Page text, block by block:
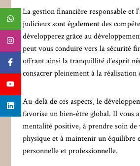
La gestion financière responsable et
judicieux sont également des
développerez grâce au
peut vous conduire vers la sécurité
offrant ainsi la tranquillité d’esprit
consacrer pleinement à la réalisation
Au-delà de ces aspects, le
favorise un bien-être global. Il vous
mentalité positive, à prendre soin de
physique et à maintenir un équilibre
personnelle et professionnelle.